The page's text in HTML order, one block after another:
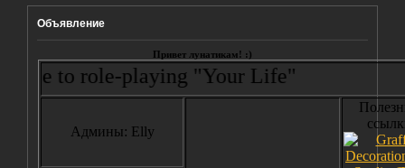
Объявление
Привет лунатикам! :)
role-playing "Your Life"
Админы: Elly